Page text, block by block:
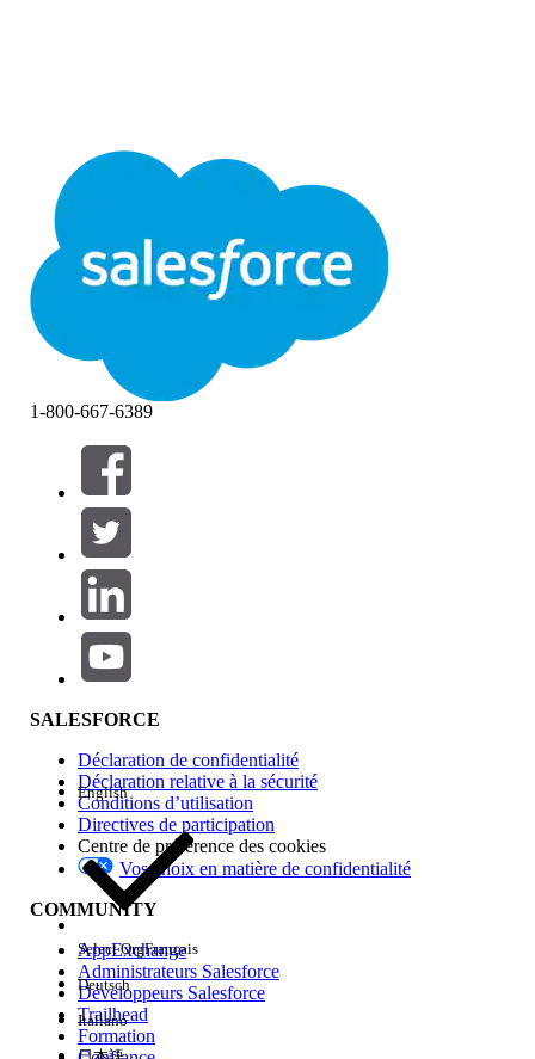
1-800-667-6389
SALESFORCE
Déclaration de confidentialité
Déclaration relative à la sécurité
Conditions d’utilisation
Directives de participation
Centre de préférence des cookies
Vos choix en matière de confidentialité
COMMUNITY
AppExchange
Administrateurs Salesforce
Développeurs Salesforce
Trailhead
Formation
English
Select OrgFrançais
Deutsch
Italiano